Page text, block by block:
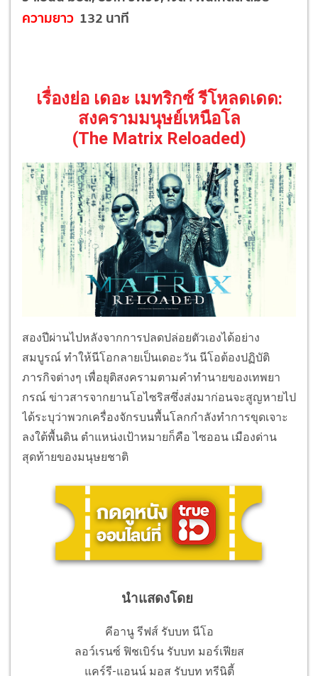
ความยาว 132 นาที
เรื่องย่อ เดอะ เมทริกซ์ รีโหลดเดด:
สงครามมนุษย์เหนือโล
(The Matrix Reloaded)
สองปีผ่านไปหลังจากการปลดปล่อยตัวเองได้อย่าง
สมบูรณ์ ทำให้นีโอกลายเป็นเดอะวัน นีโอต้องปฏิบัติ
ภารกิจต่างๆ เพื่อยุติสงครามตามคำทำนายของเทพยา
กรณ์ ข่าวสารจากยานโอไซริสซึ่งส่งมาก่อนจะสูญหายไป
ได้ระบุว่าพวกเครื่องจักรบนพื้นโลกกำลังทำการขุดเจาะ
ลงใต้พื้นดิน ตำแหน่งเป้าหมายก็คือ ไซออน เมืองด่าน
สุดท้ายของมนุษยชาติ
นำแสดงโดย
คีอานู รีฟส์ รับบท นีโอ
ลอว์เรนซ์ ฟิชเบิร์น รับบท มอร์เฟียส
แคร์รี-แอนน์ มอส รับบท ทรีนิตี้